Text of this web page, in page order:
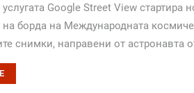
Google Street View
на борда на Международната
снимки, направени от астронавта